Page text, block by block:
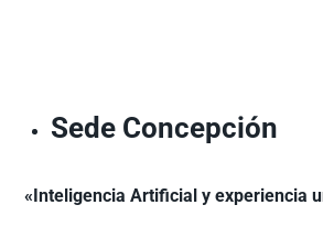
Sede Concepción
«Inteligencia Artificial y experiencia